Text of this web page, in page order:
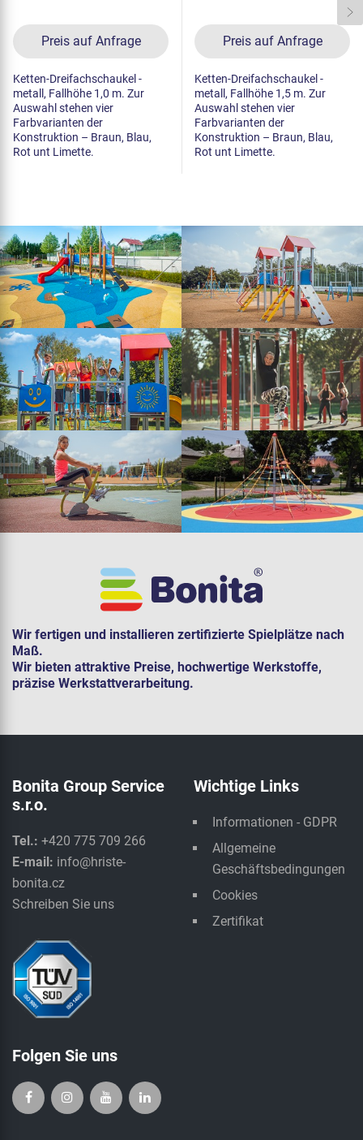
Preis auf Anfrage
Ketten-Dreifachschaukel -
metall, Fallhöhe 1,0 m. Zur
Auswahl stehen vier
Farbvarianten der
Konstruktion – Braun, Blau,
Rot unt Limette.
Preis auf Anfrage
Ketten-Dreifachschaukel -
metall, Fallhöhe 1,5 m. Zur
Auswahl stehen vier
Farbvarianten der
Konstruktion – Braun, Blau,
Rot unt Limette.
Wir fertigen und installieren zertifizierte Spielplätze nach
Maß.
Wir bieten attraktive Preise, hochwertige Werkstoffe,
präzise Werkstattverarbeitung.
Bonita Group Service
s.r.o.
Tel.: +420 775 709 266
E-mail: info@hriste-
bonita.cz
Schreiben Sie uns
Wichtige Links
Informationen - GDPR
Allgemeine
Geschäftsbedingungen
Cookies
Zertifikat
Folgen Sie uns